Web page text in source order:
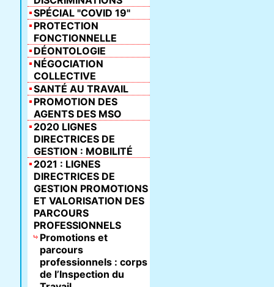
SPÉCIAL "COVID 19"
PROTECTION
FONCTIONNELLE
DÉONTOLOGIE
NÉGOCIATION
COLLECTIVE
SANTÉ AU TRAVAIL
PROMOTION DES
AGENTS DES MSO
2020 LIGNES
DIRECTRICES DE
GESTION : MOBILITÉ
2021 : LIGNES
DIRECTRICES DE
GESTION PROMOTIONS
ET VALORISATION DES
PARCOURS
PROFESSIONNELS
Promotions et
parcours
professionnels : corps
de l’Inspection du